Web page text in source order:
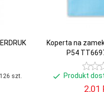
szt.
Koperta na
P54
Produkt
2,01